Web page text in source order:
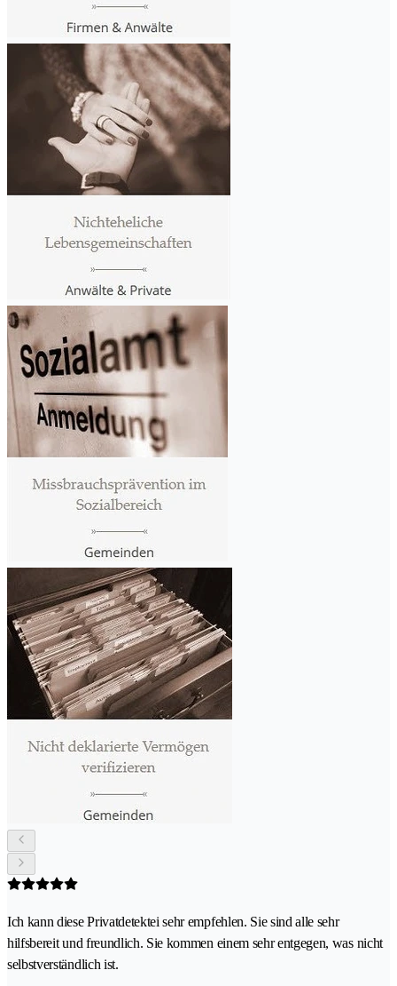
Ich kann diese Privatdetektei sehr empfehlen. Sie sind alle sehr
hilfsbereit und freundlich. Sie kommen einem sehr entgegen, was nicht
selbstverständlich ist.